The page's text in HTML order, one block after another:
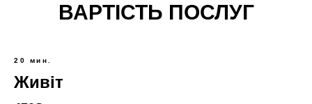
ВАРТІСТЬ ПОСЛУГ
20 мин.
Живіт